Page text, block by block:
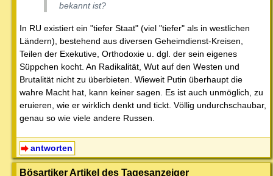
bekannt ist?
In RU existiert ein "tiefer Staat" (viel "tiefer" als in westlichen
Ländern), bestehend aus diversen Geheimdienst-Kreisen,
Teilen der Exekutive, Orthodoxie u. dgl. der sein eigenes
Süppchen kocht. An Radikalität, Wut auf den Westen und
Brutalität nicht zu überbieten. Wieweit Putin überhaupt die
wahre Macht hat, kann keiner sagen. Es ist auch unmöglich, zu
eruieren, wie er wirklich denkt und tickt. Völlig undurchschaubar,
genau so wie viele andere Russen.
antworten
Bösartiker Artikel des Tagesanzeiger